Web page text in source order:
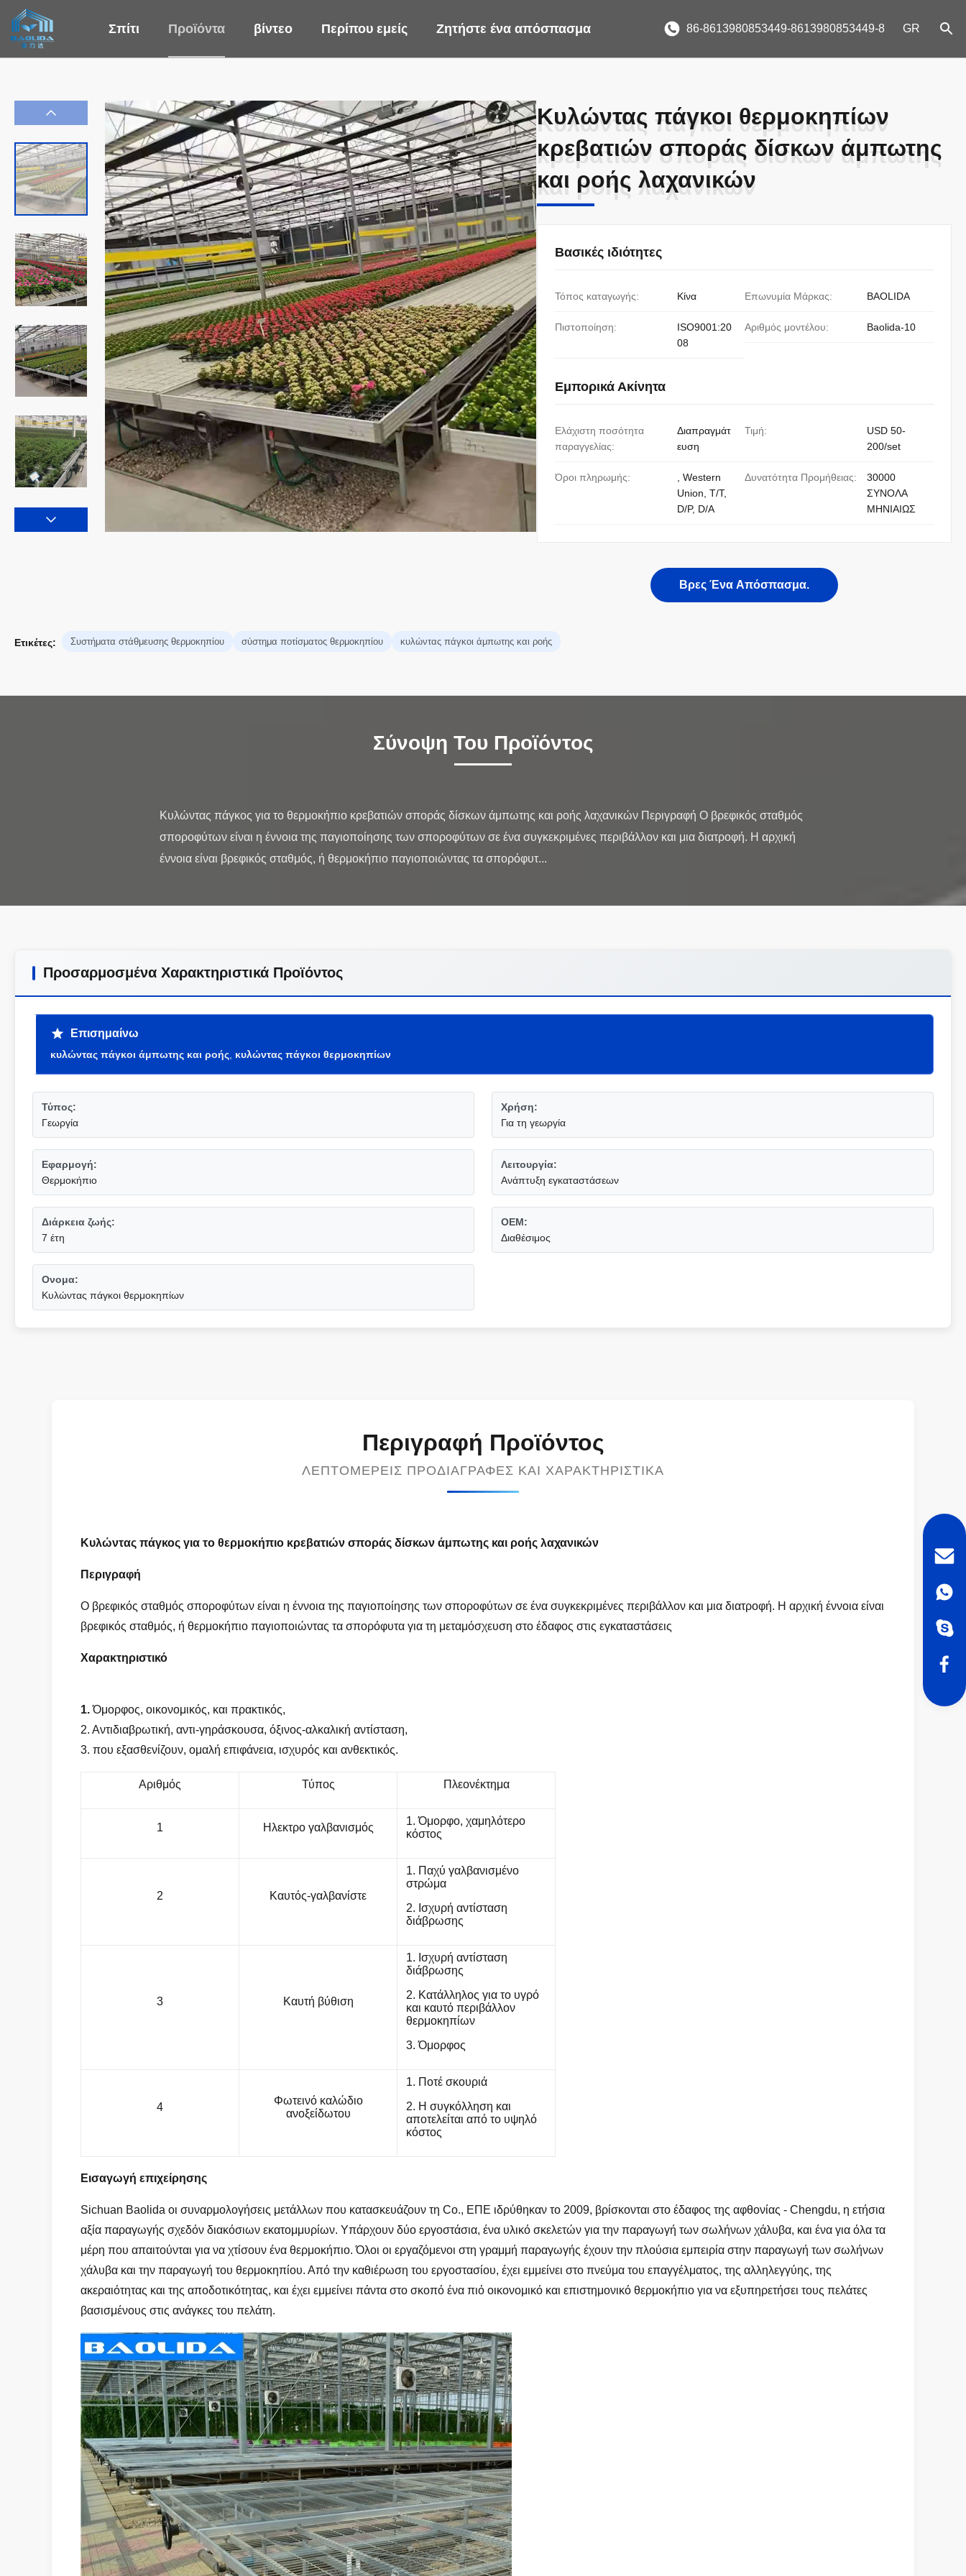
Σπίτι Προϊόντα βίντεο Περίπου εμείς Ζητήστε ένα απόσπασμα 86-8613980853449-8613980853449-8 GR
Κυλώντας πάγκοι θερμοκηπίων
κρεβατιών σποράς δίσκων άμπωτης
και ροής λαχανικών
Κυλώντας πάγκοι θερμοκηπίων
κρεβατιών σποράς δίσκων άμπωτης
και ροής λαχανικών
Βασικές ιδιότητες
Τόπος καταγωγής: Κίνα Επωνυμία Μάρκας: BAOLIDA
Πιστοποίηση:
ISO9001:20
08
Αριθμός μοντέλου: Baolida-10
Εμπορικά Ακίνητα
Ελάχιστη ποσότητα
παραγγελίας:
Διαπραγμάτ
ευση
Τιμή:
USD 50-
200/set
Όροι πληρωμής:
, Western
Union, T/T,
D/P, D/A
Δυνατότητα Προμήθειας:
30000
ΣΥΝΟΛΑ
ΜΗΝΙΑΙΩΣ
Βρες Ένα Απόσπασμα.
Ετικέτες: Συστήματα στάθμευσης θερμοκηπίου σύστημα ποτίσματος θερμοκηπίου κυλώντας πάγκοι άμπωτης και ροής
Σύνοψη Του Προϊόντος
Κυλώντας πάγκος για το θερμοκήπιο κρεβατιών σποράς δίσκων άμπωτης και ροής λαχανικών Περιγραφή Ο βρεφικός σταθμός
σποροφύτων είναι η έννοια της παγιοποίησης των σποροφύτων σε ένα συγκεκριμένες περιβάλλον και μια διατροφή. Η αρχική
Προσαρμοσμένα Χαρακτηριστικά Προϊόντος
Επισημαίνω
κυλώντας πάγκοι άμπωτης και ροής κυλώντας πάγκοι θερμοκηπίων
Τύπος:
Γεωργία
Χρήση:
Για τη γεωργία
Εφαρμογή:
Θερμοκήπιο
Λειτουργία:
Ανάπτυξη εγκαταστάσεων
Διάρκεια ζωής:
7 έτη
OEM:
Διαθέσιμος
Ονομα:
Κυλώντας πάγκοι θερμοκηπίων
Περιγραφή Προϊόντος
ΛΕΠΤΟΜΕΡΕΊΣ ΠΡΟΔΙΑΓΡΑΦΈΣ ΚΑΙ ΧΑΡΑΚΤΗΡΙΣΤΙΚΆ
Κυλώντας πάγκος για το θερμοκήπιο κρεβατιών σποράς δίσκων άμπωτης και ροής λαχανικών
Περιγραφή
Ο βρεφικός σταθμός σποροφύτων είναι η έννοια της παγιοποίησης των σποροφύτων σε ένα συγκεκριμένες περιβάλλον και μια διατροφή. Η αρχική έννοια είναι
βρεφικός σταθμός, ή θερμοκήπιο παγιοποιώντας τα σπορόφυτα για τη μεταμόσχευση στο έδαφος στις εγκαταστάσεις
Χαρακτηριστικό
1.Όμορφος, οικονομικός, και πρακτικός,
2. Αντιδιαβρωτική, αντι-γηράσκουσα, όξινος-αλκαλική αντίσταση,
3. που εξασθενίζουν, ομαλή επιφάνεια, ισχυρός και ανθεκτικός.
Αριθμός Τύπος Πλεονέκτημα
1 Ηλεκτρο γαλβανισμός
1. Όμορφο, χαμηλότερο
κόστος
2 Καυτός-γαλβανίστε
1. Παχύ γαλβανισμένο
στρώμα
2. Ισχυρή αντίσταση
διάβρωσης
3 Καυτή βύθιση
1. Ισχυρή αντίσταση
διάβρωσης
2. Κατάλληλος για το υγρό
και καυτό περιβάλλον
θερμοκηπίων
3. Όμορφος
4
Φωτεινό καλώδιο
ανοξείδωτου
1. Ποτέ σκουριά
2. Η συγκόλληση και
αποτελείται από το υψηλό
κόστος
Εισαγωγή επιχείρησης
Sichuan Baolida οι συναρμολογήσεις μετάλλων που κατασκευάζουν τη Co., ΕΠΕ ιδρύθηκαν το 2009, βρίσκονται στο έδαφος της αφθονίας - Chengdu, η ετήσια
αξία παραγωγής σχεδόν διακόσιων εκατομμυρίων. Υπάρχουν δύο εργοστάσια, ένα υλικό σκελετών για την παραγωγή των σωλήνων χάλυβα, και ένα για όλα τα
μέρη που απαιτούνται για να χτίσουν ένα θερμοκήπιο. Όλοι οι εργαζόμενοι στη γραμμή παραγωγής έχουν την πλούσια εμπειρία στην παραγωγή των σωλήνων
χάλυβα και την παραγωγή του θερμοκηπίου. Από την καθιέρωση του εργοστασίου, έχει εμμείνει στο πνεύμα του επαγγέλματος, της αλληλεγγύης, της
ακεραιότητας και της αποδοτικότητας, και έχει εμμείνει πάντα στο σκοπό ένα πιό οικονομικό και επιστημονικό θερμοκήπιο για να εξυπηρετήσει τους πελάτες
βασισμένους στις ανάγκες του πελάτη.